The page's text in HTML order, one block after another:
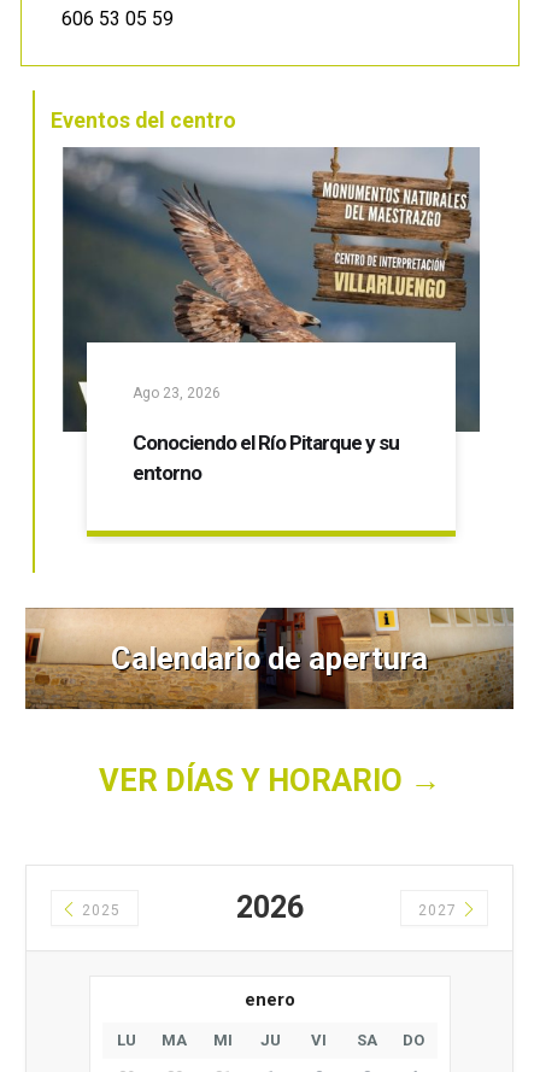
606 53 05 59
Eventos del centro
Ago 28, 2026
Taller medioambiental infantil
Calendario de apertura
VER DÍAS Y HORARIO →
2025 2026 2027
enero
LU MA MI JU VI SA DO